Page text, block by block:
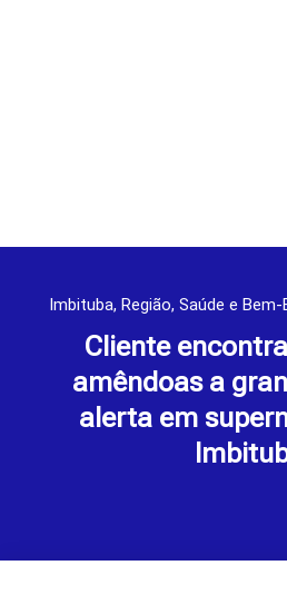
Imbituba, Região, Saúde e Bem-
Cliente
amêndoas a
alerta em